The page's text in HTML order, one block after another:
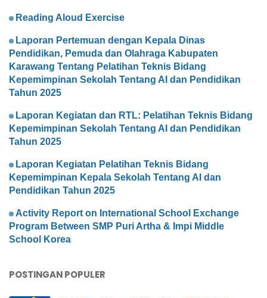
Reading Aloud Exercise
Laporan Pertemuan dengan Kepala Dinas
Pendidikan, Pemuda dan Olahraga Kabupaten
Karawang Tentang Pelatihan Teknis Bidang
Kepemimpinan Sekolah Tentang AI dan Pendidikan
Tahun 2025
Laporan Kegiatan dan RTL: Pelatihan Teknis Bidang
Kepemimpinan Sekolah Tentang AI dan Pendidikan
Tahun 2025
Laporan Kegiatan Pelatihan Teknis Bidang
Kepemimpinan Kepala Sekolah Tentang AI dan
Pendidikan Tahun 2025
Activity Report on International School Exchange
Program Between SMP Puri Artha & Impi Middle
School Korea
POSTINGAN POPULER